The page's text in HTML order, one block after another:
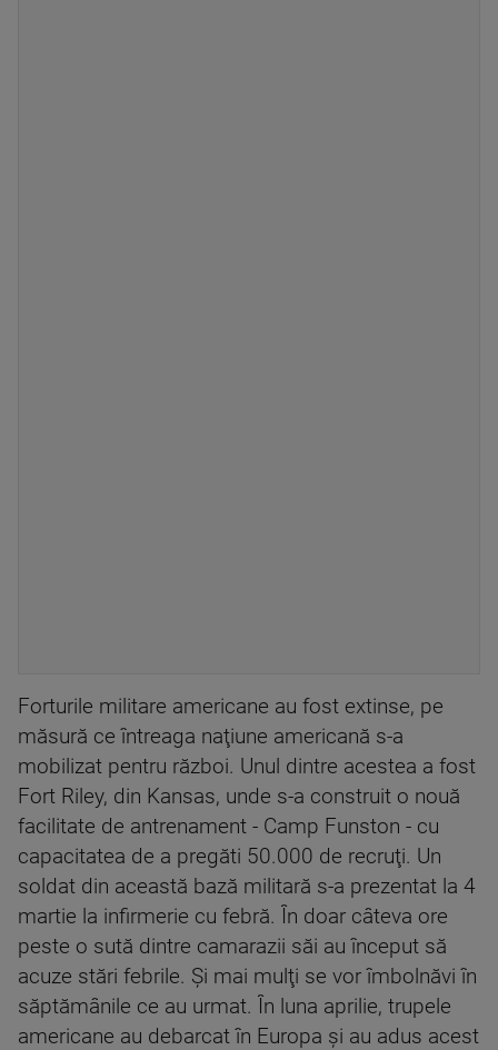
Forturile militare americane au fost extinse, pe
măsură ce întreaga naţiune americană s-a
mobilizat pentru război. Unul dintre acestea a fost
Fort Riley, din Kansas, unde s-a construit o nouă
facilitate de antrenament - Camp Funston - cu
capacitatea de a pregăti 50.000 de recruţi. Un
soldat din această bază militară s-a prezentat la 4
martie la infirmerie cu febră. În doar câteva ore
peste o sută dintre camarazii săi au început să
acuze stări febrile. Şi mai mulţi se vor îmbolnăvi în
săptămânile ce au urmat. În luna aprilie, trupele
americane au debarcat în Europa şi au adus acest